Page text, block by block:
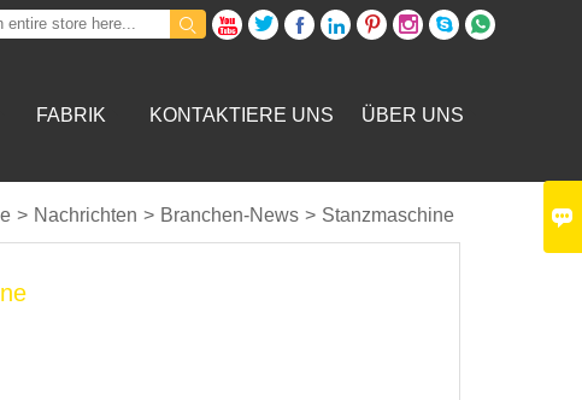
       

FABRIK KONTAKTIERE UNS ÜBER UNS
> Nachrichten > Branchen-News > Stanzmaschine 